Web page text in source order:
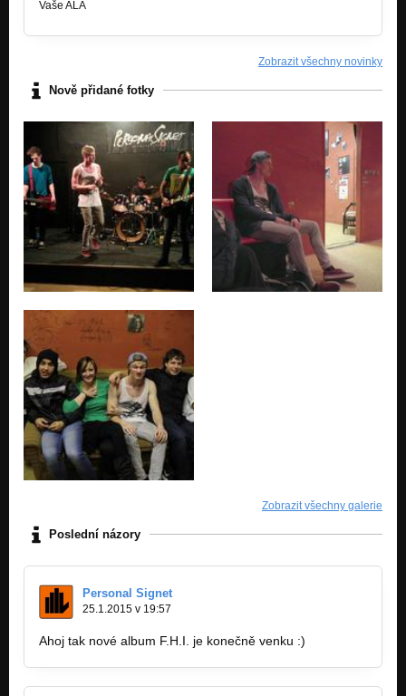
Vaše ALA
Zobrazit všechny novinky
Nově přidané fotky
Zobrazit všechny galerie
Poslední názory
Personal Signet
25.1.2015 v 19:57
Ahoj tak nové album F.H.I. je konečně venku :)